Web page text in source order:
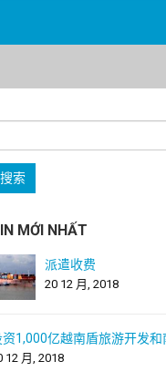
MỚI NHẤT
派遣收费
20 12 月, 2018
资1,000亿越南盾旅游开发和
12 月, 2018